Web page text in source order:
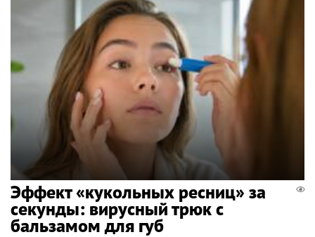
Эффект «кукольных ресниц» за
секунды: вирусный трюк с
бальзамом для губ